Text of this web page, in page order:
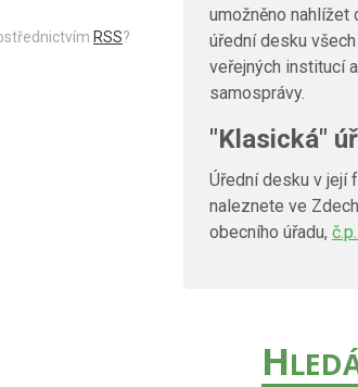
RSS?
umožněno nahlížet
úřední desku
veřejných institucí
samosprávy.
"Klasická"
Úřední desku v její
naleznete ve
obecního úřadu,
H